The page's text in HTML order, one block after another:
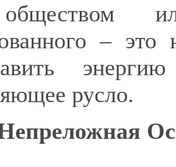
–
русло.